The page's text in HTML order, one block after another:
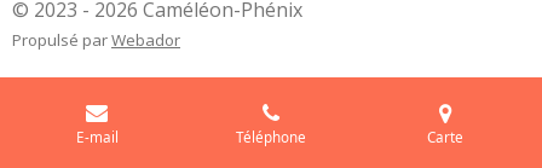
© 2023 - 2026 Caméléon-Phénix
Propulsé parWebador
E-mail Téléphone Carte